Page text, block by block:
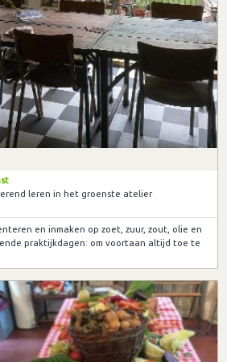
leren in het groenste atelier
en inmaken op zoet, zuur, zout, olie en
praktijkdagen: om voortaan altijd toe te